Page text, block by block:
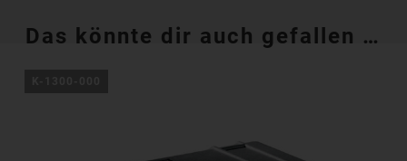
Das könnte dir auch gefallen …